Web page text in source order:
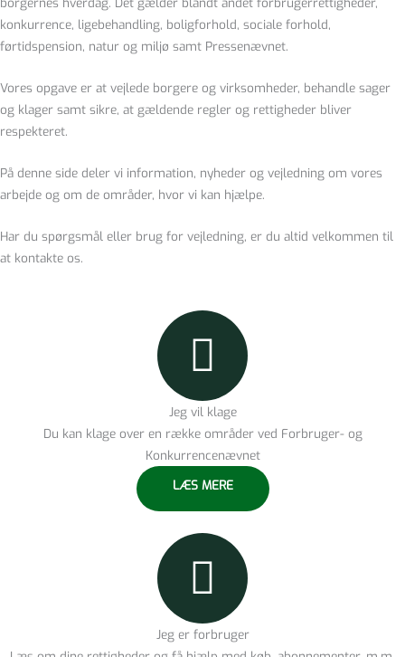
konkurrence, ligebehandling, boligforhold, sociale forhold,
førtidspension, natur og miljø samt Pressenævnet.
Vores opgave er at vejlede borgere og virksomheder, behandle sager
og klager samt sikre, at gældende regler og rettigheder bliver
respekteret.
På denne side deler vi information, nyheder og vejledning om vores
arbejde og om de områder, hvor vi kan hjælpe.
Har du spørgsmål eller brug for vejledning, er du altid velkommen til
at kontakte os.
Jeg vil klage
Du kan klage over en række områder ved Forbruger- og
Konkurrencenævnet
LÆS MERE
Jeg er forbruger